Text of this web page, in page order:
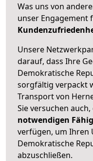
Was uns von
unser Engagement
Unsere
darauf, dass Ihre
Demokratische
sorgfältig verpackt
Transport von
Sie versuchen
notwendigen
verfügen, um Ihren
Demokratische
abzuschließen.